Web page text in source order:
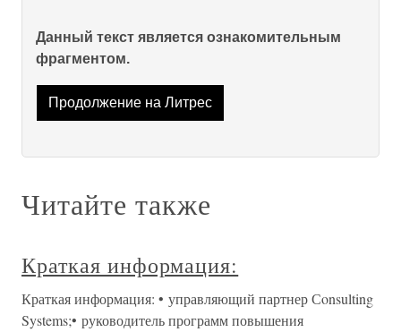
Данный текст является ознакомительным
фрагментом.
Продолжение на Литрес
Читайте также
Краткая информация:
Краткая информация: • управляющий партнер Сonsulting
Systems;• руководитель программ повышения